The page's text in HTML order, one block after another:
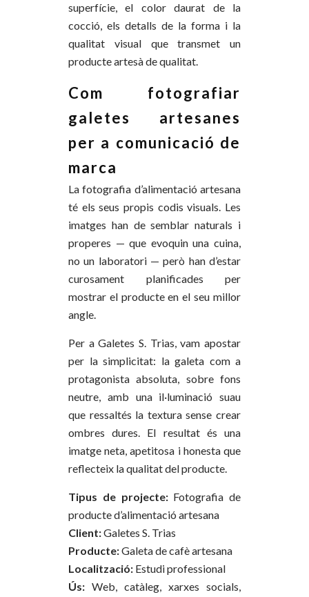
superfície, el color daurat de la
cocció, els detalls de la forma i la
qualitat visual que transmet un
producte artesà de qualitat.
Com fotografiar
galetes artesanes
per a comunicació de
marca
La fotografia d’alimentació artesana
té els seus propis codis visuals. Les
imatges han de semblar naturals i
properes — que evoquin una cuina,
no un laboratori — però han d’estar
curosament planificades per
mostrar el producte en el seu millor
angle.
Per a Galetes S. Trias, vam apostar
per la simplicitat: la galeta com a
protagonista absoluta, sobre fons
neutre, amb una il·luminació suau
que ressaltés la textura sense crear
ombres dures. El resultat és una
imatge neta, apetitosa i honesta que
reflecteix la qualitat del producte.
Tipus de projecte:Fotografia de
producte d’alimentació artesana
Client:Galetes S. Trias
Producte:Galeta de cafè artesana
Localització: Estudi professional
Ús: Web, catàleg, xarxes socials,